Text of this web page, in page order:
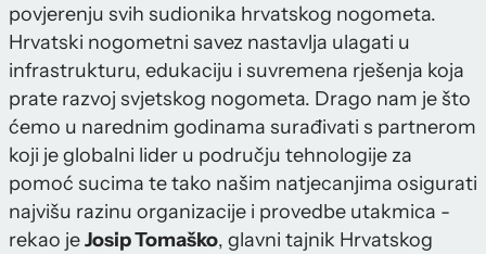
povjerenju svih sudionika hrvatskog nogometa.
Hrvatski nogometni savez nastavlja ulagati u
infrastrukturu, edukaciju i suvremena rješenja koja
prate razvoj svjetskog nogometa. Drago nam je što
ćemo u narednim godinama surađivati s partnerom
koji je globalni lider u području tehnologije za
pomoć sucima te tako našim natjecanjima osigurati
najvišu razinu organizacije i provedbe utakmica -
rekao jeJosip Tomaško, glavni tajnik Hrvatskog